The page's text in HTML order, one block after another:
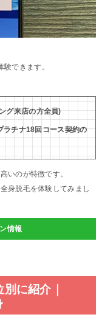
できます。
グ来店の方全員)
ラチナ18回コース契約の
いのが特徴です。
身脱毛を体験してみまし
情報
に紹介｜